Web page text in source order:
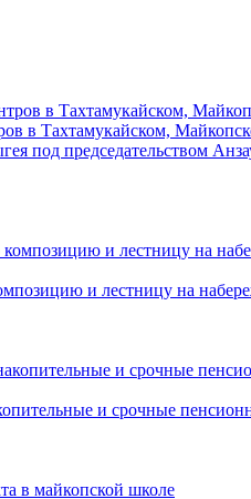
в Тахтамукайском,
под председательством
и лестницу на
и срочные